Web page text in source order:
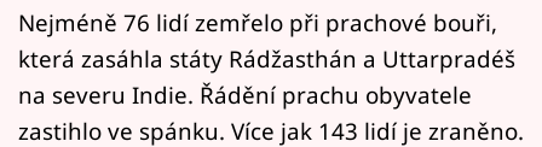
Mámy sobě
Přihlášení
Nejméně 76 lidí zemřelo při prachové bouři,
která zasáhla státy Rádžasthán a Uttarpradéš
na severu Indie. Řádění prachu obyvatele
zastihlo ve spánku. Více jak 143 lidí je zraněno.